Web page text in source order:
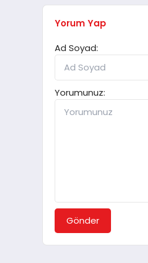
Yorum Yap
Ad Soyad:
Yorumunuz:
Gönder